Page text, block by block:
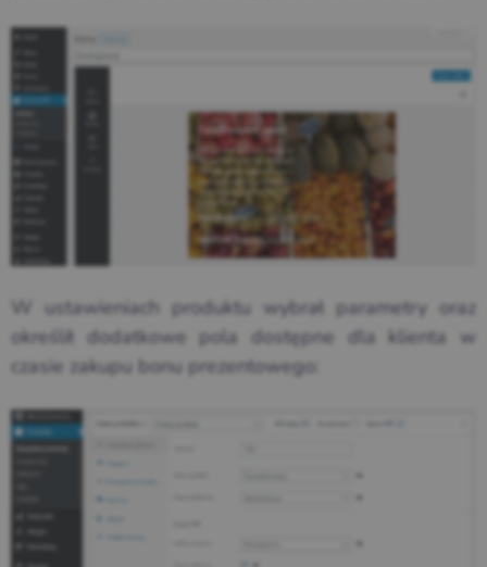
W ustawieniach produktu wybrał parametry oraz
określił dodatkowe pola dostępne dla klienta w
czasie zakupu bonu prezentowego: